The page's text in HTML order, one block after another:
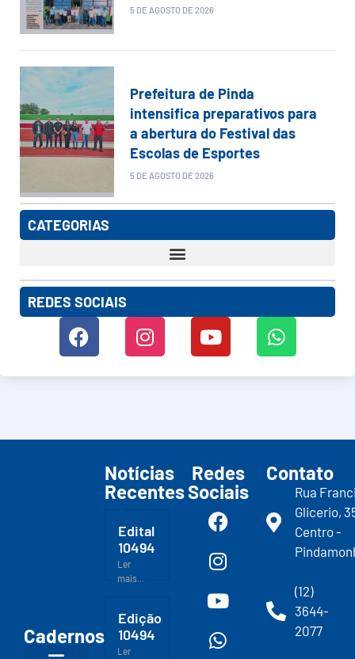
5 DE AGOSTO DE 2026
Prefeitura de Pinda
intensifica preparativos para
a abertura do Festival das
Escolas de Esportes
5 DE AGOSTO DE 2026
CATEGORIAS
REDES SOCIAIS
Cadernos
Notícias
Recentes
Edital
10494
Ler
mais...
Edição
10494
Ler
Redes
Sociais
Contato
Rua
Glicerio,
Centro -
(12)
3644-
2077